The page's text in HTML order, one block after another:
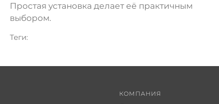
Простая установка делает её практичным
выбором.
Теги:
КОМПАНИЯ